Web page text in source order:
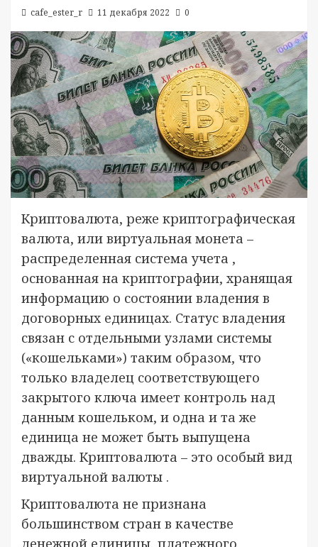
cafe_ester_r 11 декабря 2022 0
Криптовалюта, реже криптографическая
валюта, или виртуальная монета –
распределенная система учета ,
основанная на криптографии, хранящая
информацию о состоянии владения в
договорных единицах. Статус владения
связан с отдельными узлами системы
(«кошельками») таким образом, что
только владелец соответствующего
закрытого ключа имеет контроль над
данным кошельком, и одна и та же
единица не может быть выпущена
дважды. Криптовалюта – это особый вид
виртуальной валюты .
Криптовалюта не признана
большинством стран в качестве
денежной единицы, платежного